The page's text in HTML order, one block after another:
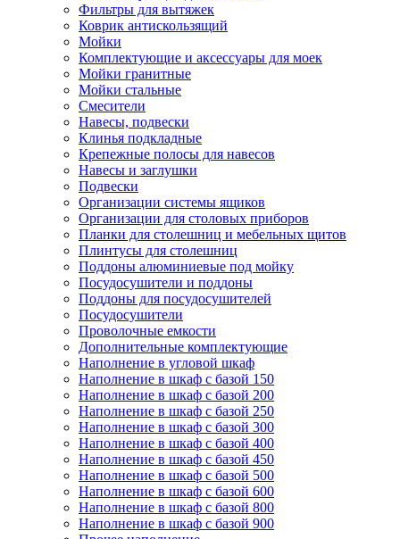
Фильтры для вытяжек
Коврик антискользящий
Мойки
Комплектующие и аксессуары для моек
Мойки гранитные
Мойки стальные
Смесители
Навесы, подвески
Клинья подкладные
Крепежные полосы для навесов
Навесы и заглушки
Подвески
Организации системы ящиков
Организации для столовых приборов
Планки для столешниц и мебельных щитов
Плинтусы для столешниц
Поддоны алюминиевые под мойку
Посудосушители и поддоны
Поддоны для посудосушителей
Посудосушители
Проволочные емкости
Дополнительные комплектующие
Наполнение в угловой шкаф
Наполнение в шкаф с базой 150
Наполнение в шкаф с базой 200
Наполнение в шкаф с базой 250
Наполнение в шкаф с базой 300
Наполнение в шкаф с базой 400
Наполнение в шкаф с базой 450
Наполнение в шкаф с базой 500
Наполнение в шкаф с базой 600
Наполнение в шкаф с базой 800
Наполнение в шкаф с базой 900